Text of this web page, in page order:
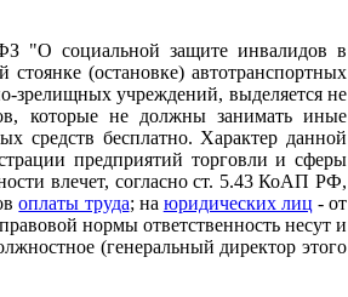
"О социальной защите инвалидов в
(остановке) автотранспортных
зрелищных учреждений, выделяется не
которые не должны занимать иные
средств бесплатно. Характер данной
предприятий торговли и сферы
влечет, согласно ст. 5.43 КоАП РФ,
оплаты труда; на юридических лиц - от
нормы ответственность несут и
(генеральный директор этого